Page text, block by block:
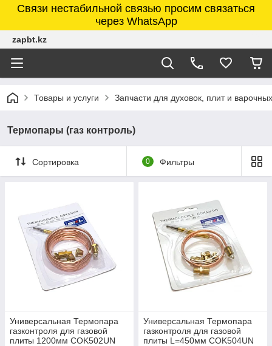
Связи нестабильной связью просим связаться
через WhatsApp
zapbt.kz
Товары и услуги Запчасти для духовок, плит и
Термопары (газ контроль)
Сортировка 0 Фильтры
Универсальная Термопара
газконтроля для газовой
плиты 1200мм COK502UN
Универсальная Термопара
газконтроля для газовой
плиты L=450мм COK504UN